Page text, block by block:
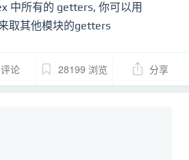
中所有的 getters, 你可以用
取其他模块的getters
论 28199 浏览 分享